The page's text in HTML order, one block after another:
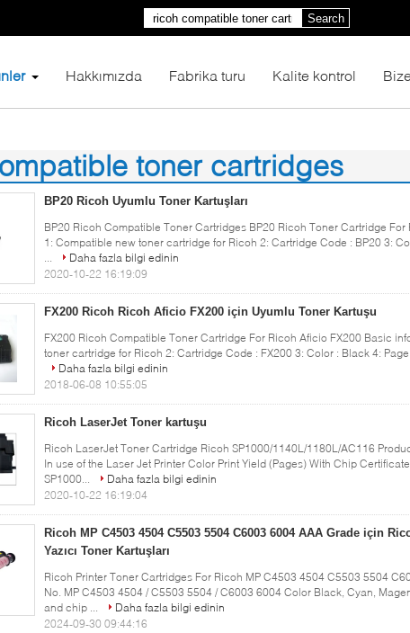
Search
Hakkımızda Fabrika turu Kalite kontrol
toner cartridges
BP20 Ricoh Uyumlu Toner Kartuşları
BP20 Ricoh Compatible Toner Cartridges BP20 Ricoh Toner Cartridge
1: Compatible new toner cartridge for Ricoh 2: Cartridge Code : BP20 3:
...
Daha fazla bilgi edinin
2020-10-22 16:19:09
FX200 Ricoh Ricoh Aficio FX200 için Uyumlu Toner Kartuşu
FX200 Ricoh Compatible Toner Cartridge For Ricoh Aficio FX200 Basic
toner cartridge for Ricoh 2: Cartridge Code : FX200 3: Color : Black 4:
Daha fazla bilgi edinin
2018-06-08 10:55:05
Ricoh LaserJet Toner kartuşu
Ricoh LaserJet Toner Cartridge Ricoh SP1000/1140L/1180L/AC116
In use of the Laser Jet Printer Color Print Yield (Pages) With Chip
SP1000...
Daha fazla bilgi edinin
2020-10-22 16:19:04
Ricoh MP C4503 4504 C5503 5504 C6003 6004 AAA Grade için
Yazıcı Toner Kartuşları
Ricoh Printer Toner Cartridges For Ricoh MP C4503 4504 C5503 5504
No. MP C4503 4504 / C5503 5504 / C6003 6004 Color Black, Cyan,
and chip ...
Daha fazla bilgi edinin
2024-09-30 09:44:16